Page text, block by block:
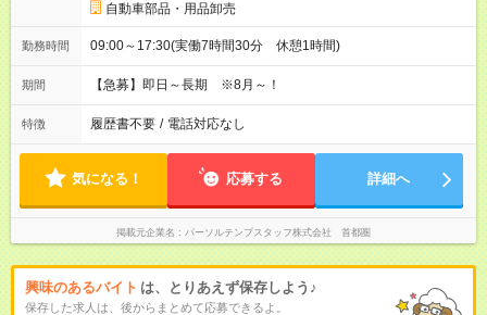
自動車部品・用品卸売
勤務時間 09:00～17:30(実働7時間30分 休憩1時間)
期間 【急募】即日～長期 ※8月～！
特徴 履歴書不要 / 電話対応なし
気になる！ 応募する 詳細へ
掲載元企業名 パーソルテンプスタッフ株式会社 首都圏
興味のあるバイト は、とりあえず保存しよう♪
保存した求人は、後からまとめて応募できるよ。